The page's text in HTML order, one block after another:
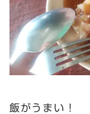
飯がうまい！